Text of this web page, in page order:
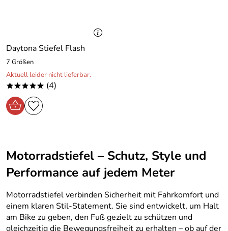
Daytona Stiefel Flash
7 Größen
Aktuell leider nicht lieferbar.
***** (4)
Motorradstiefel – Schutz, Style und
Performance auf jedem Meter
Motorradstiefel verbinden Sicherheit mit Fahrkomfort und
einem klaren Stil-Statement. Sie sind entwickelt, um Halt
am Bike zu geben, den Fuß gezielt zu schützen und
gleichzeitig die Bewegungsfreiheit zu erhalten – ob auf der